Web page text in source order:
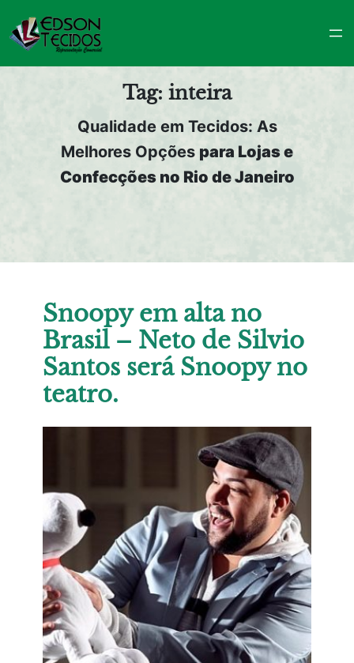
Pular
para
o
Tag: inteira
Qualidade em Tecidos: As
Melhores Opções para Lojas e
Confecções no Rio de Janeiro
Snoopy em alta no
Brasil – Neto de Silvio
Santos será Snoopy no
teatro.